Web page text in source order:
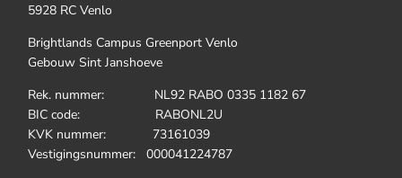
5928 RC Venlo
Brightlands Campus Greenport Venlo
Gebouw Sint Janshoeve
Rek. nummer: NL92 RABO 0335 1182 67
BIC code: RABONL2U
KVK nummer: 73161039
Vestigingsnummer: 000041224787